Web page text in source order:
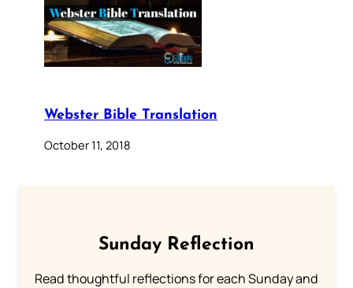
Webster Bible Translation
October 11, 2018
Sunday Reflection
Read thoughtful reflections for each Sunday and